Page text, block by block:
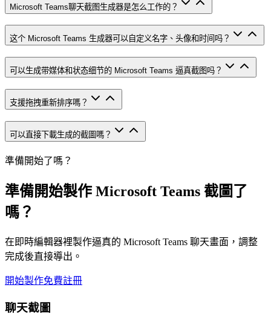
Microsoft Teams聊天截图生成器是怎么工作的？
这个 Microsoft Teams 生成器可以自定义名字、头像和时间吗？
可以生成带媒体和状态细节的 Microsoft Teams 逼真截图吗？
支援拖拽重新排序嗎？
可以直接下載生成的截圖嗎？
準備開始了嗎？
準備開始製作 Microsoft Teams 截圖了
嗎？
在即時編輯器裡製作逼真的 Microsoft Teams 聊天畫面，調整
完成後直接導出。
開始製作免費註冊
聊天截圖